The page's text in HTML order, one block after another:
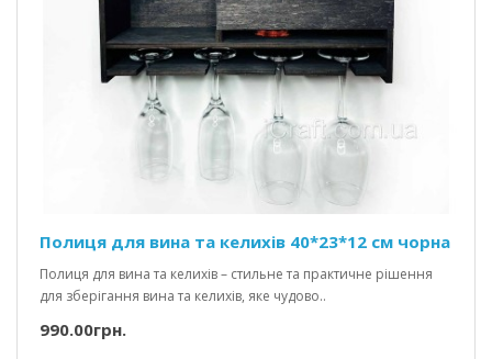
Полиця для вина та келихів 40*23*12 см чорна
Полиця для вина та келихів – стильне та практичне рішення
для зберігання вина та келихів, яке чудово..
990.00грн.